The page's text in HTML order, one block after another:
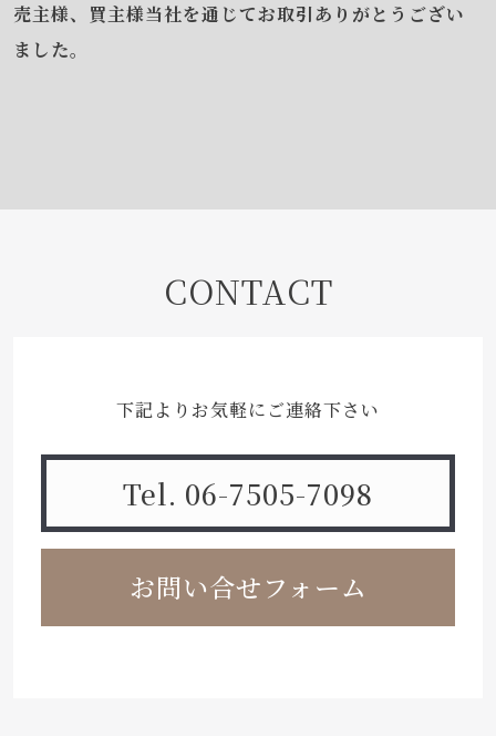
売主様、買主様当社を通じてお取引ありがとうござい
ました。
CONTACT
下記よりお気軽にご連絡下さい
Tel. 06-7505-7098
お問い合せフォーム